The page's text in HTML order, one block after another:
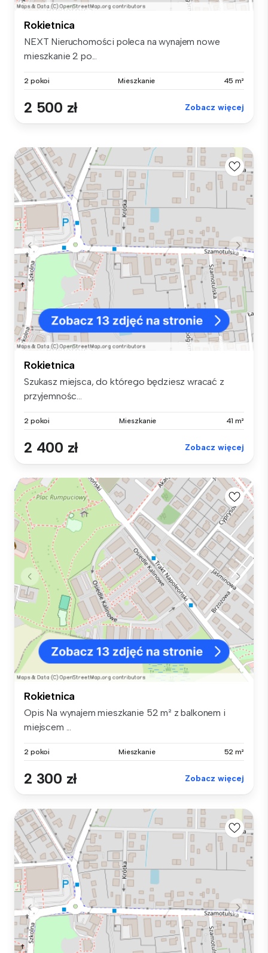
Rokietnica
NEXT Nieruchomości poleca na wynajem nowe
mieszkanie 2 po...
2 pokoi Mieszkanie 45 m²
2 500 zł Zobacz więcej
Rokietnica
Szukasz miejsca, do którego będziesz wracać z
przyjemnośc...
2 pokoi Mieszkanie 41 m²
2 400 zł Zobacz więcej
Rokietnica
Opis Na wynajem mieszkanie 52 m² z balkonem i
miejscem ...
2 pokoi Mieszkanie 52 m²
2 300 zł Zobacz więcej